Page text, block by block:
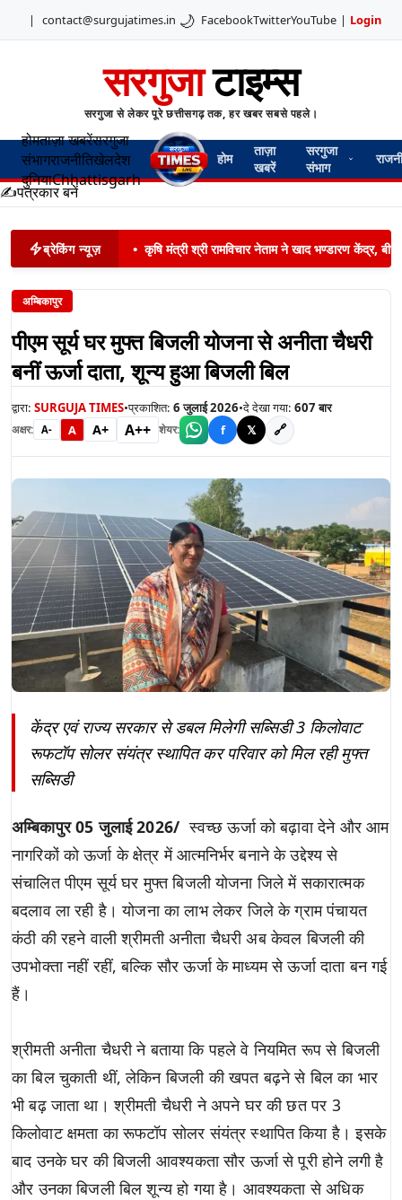
| contact@surgujatimes.in 🌙 FacebookTwitterYouTube | Login
सरगुजाटाइम्स
सरगुजा से लेकर पूरे छत्तीसगढ़ तक, हर खबर सबसे पहले।
होमताज़ा खबरेंसरगुजा
संभागराजनीतिखेलदेश
दुनियाChhattisgarh
होम
ताज़ा
खबरें
सरगुजा
संभाग
✍️पत्रकार बनें
ब्रेकिंग न्यूज़ • कृषि मंत्री श्री रामविचार नेताम ने खाद भण्डारण केंद्र,
अम्बिकापुर
पीएम सूर्य घर मुफ्त बिजली योजना से अनीता चैधरी
बनीं ऊर्जा दाता, शून्य हुआ बिजली बिल
द्वारा: SURGUJA TIMES•प्रकाशित: 6 जुलाई 2026•दे देखा गया: 607बार
अक्षर: A- A A+ A++ शेयर: f 𝕏 🔗
केंद्र एवं राज्य सरकार से डबल मिलेगी सब्सिडी 3 किलोवाट
रूफटॉप सोलर संयंत्र स्थापित कर परिवार को मिल रही मुफ्त
सब्सिडी
अम्बिकापुर 05 जुलाई 2026/ स्वच्छ ऊर्जा को बढ़ावा देने और आम
नागरिकों को ऊर्जा के क्षेत्र में आत्मनिर्भर बनाने के उद्देश्य से
संचालित पीएम सूर्य घर मुफ्त बिजली योजना जिले में सकारात्मक
बदलाव ला रही है। योजना का लाभ लेकर जिले के ग्राम पंचायत
कंठी की रहने वाली श्रीमती अनीता चैधरी अब केवल बिजली की
उपभोक्ता नहीं रहीं, बल्कि सौर ऊर्जा के माध्यम से ऊर्जा दाता बन गई
हैं।
श्रीमती अनीता चैधरी ने बताया कि पहले वे नियमित रूप से बिजली
का बिल चुकाती थीं, लेकिन बिजली की खपत बढ़ने से बिल का भार
भी बढ़ जाता था। श्रीमती चैधरी ने अपने घर की छत पर 3
किलोवाट क्षमता का रूफटॉप सोलर संयंत्र स्थापित किया है। इसके
बाद उनके घर की बिजली आवश्यकता सौर ऊर्जा से पूरी होने लगी है
और उनका बिजली बिल शून्य हो गया है। आवश्यकता से अधिक